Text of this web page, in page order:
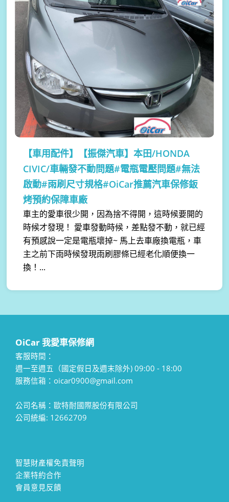
【車用配件】
【振傑汽車】本田/HONDA
CIVIC/車輛發不動問題#電瓶電壓問題#無法
啟動#雨刷尺寸規格#OiCar推薦汽車保修鈑
烤預約保障車廠
車主的愛車很少開，因為捨不得開，這時候要開的
時候才發現！ 愛車發動時候，差點發不動，就已經
有預感說一定是電瓶壞掉~ 馬上去車廠換電瓶，車
主之前下雨時候發現雨刷膠條已經老化順便換一
換！...
OiCar 我愛車保修網
客服時間：
週一至週五（國定假日及週末除外) 09:00 - 18:00
服務信箱：oicar0900@gmail.com
公司名稱：歐特耐國際股份有限公司
公司統編: 12662709
智慧財產權免責聲明
企業特約合作
會員意見反饋